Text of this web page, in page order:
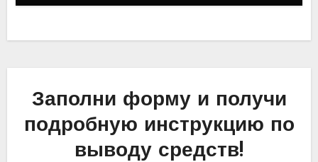
Заполни форму и получи
подробную инструкцию по
выводу средств!